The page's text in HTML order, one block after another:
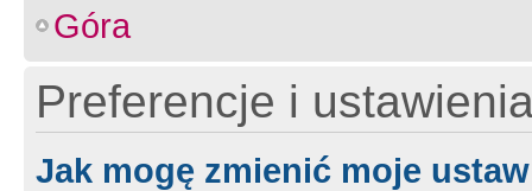
Góra
Preferencje i
Jak mogę zmienić moje